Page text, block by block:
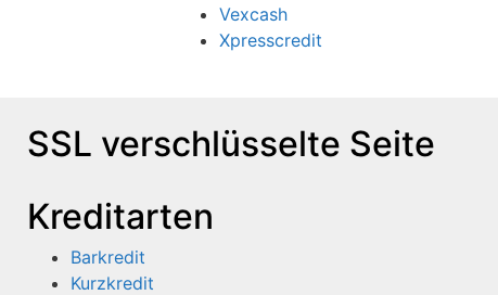
Vexcash
Xpresscredit
SSL verschlüsselte Seite
Kreditarten
Barkredit
Kurzkredit